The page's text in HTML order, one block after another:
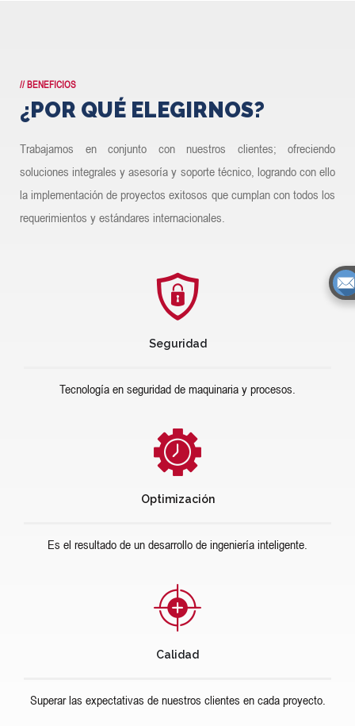
// BENEFICIOS
¿POR QUÉ ELEGIRNOS?
Trabajamos en conjunto con nuestros clientes; ofreciendo
soluciones integrales y asesoría y soporte técnico, logrando con ello
la implementación de proyectos exitosos que cumplan con todos los
requerimientos y estándares internacionales.
Seguridad
Tecnología en seguridad de maquinaria y procesos.
Optimización
Es el resultado de un desarrollo de ingeniería inteligente.
Calidad
Superar las expectativas de nuestros clientes en cada proyecto.